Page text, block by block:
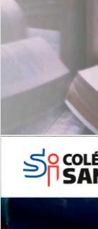
Leituras Literárias
6º
I